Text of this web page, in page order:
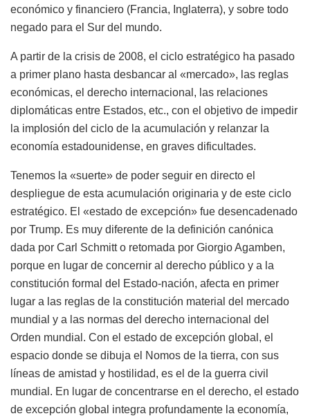
económico y financiero (Francia, Inglaterra), y sobre todo
negado para el Sur del mundo.
A partir de la crisis de 2008, el ciclo estratégico ha pasado
a primer plano hasta desbancar al «mercado», las reglas
económicas, el derecho internacional, las relaciones
diplomáticas entre Estados, etc., con el objetivo de impedir
la implosión del ciclo de la acumulación y relanzar la
economía estadounidense, en graves dificultades.
Tenemos la «suerte» de poder seguir en directo el
despliegue de esta acumulación originaria y de este ciclo
estratégico. El «estado de excepción» fue desencadenado
por Trump. Es muy diferente de la definición canónica
dada por Carl Schmitt o retomada por Giorgio Agamben,
porque en lugar de concernir al derecho público y a la
constitución formal del Estado-nación, afecta en primer
lugar a las reglas de la constitución material del mercado
mundial y a las normas del derecho internacional del
Orden mundial. Con el estado de excepción global, el
espacio donde se dibuja el Nomos de la tierra, con sus
líneas de amistad y hostilidad, es el de la guerra civil
mundial. En lugar de concentrarse en el derecho, el estado
de excepción global integra profundamente la economía,